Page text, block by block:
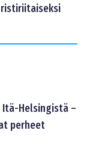
ristiriitaiseksi
Itä-Helsingistä –
perheet